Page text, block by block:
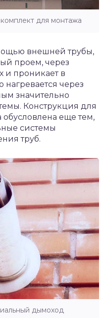
для монтажа
внешней трубы,
проем, через
и проникает в
через
значительно
Конструкция для
обусловлена еще тем,
системы
труб.
дымоход